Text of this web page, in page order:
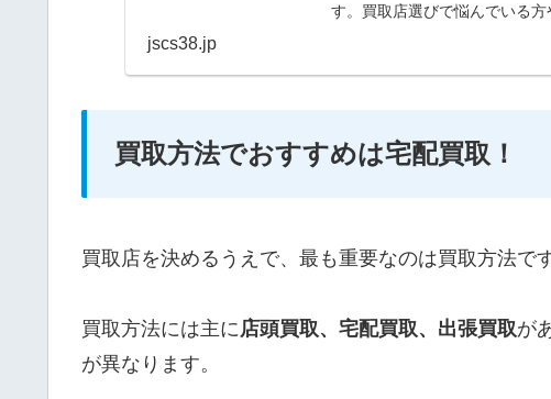
す。買取店選びで悩んでいる方
jscs38.jp
買取方法でおすすめは宅配買取！
買取店を決めるうえで、最も重要なのは買取方法です
買取方法には主に店頭買取、 宅配買取、出張買取が
が異なります。